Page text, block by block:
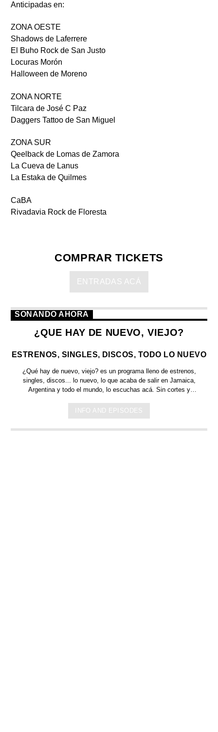
Anticipadas en:
ZONA OESTE
Shadows de Laferrere
El Buho Rock de San Justo
Locuras Morón
Halloween de Moreno
ZONA NORTE
Tilcara de José C Paz
Daggers Tattoo de San Miguel
ZONA SUR
Qeelback de Lomas de Zamora
La Cueva de Lanus
La Estaka de Quilmes
CaBA
Rivadavia Rock de Floresta
COMPRAR TICKETS
ENTRADAS ACÁ
SONANDO AHORA
¿QUE HAY DE NUEVO, VIEJO?
ESTRENOS, SINGLES, DISCOS, TODO LO NUEVO
¿Qué hay de nuevo, viejo?es un programa lleno de estrenos,
singles, discos... lo nuevo, lo que acaba de salir enJamaica,
Argentina y todo el mundo, lo escuchas acá. Sin cortes y
INFO AND EPISODES